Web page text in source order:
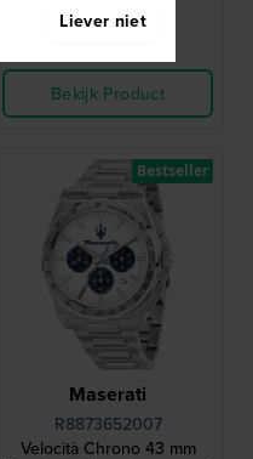
Bekijk Product
Maserati
R8873652007
Velocità Chrono 43 mm
Bestseller
Liever niet